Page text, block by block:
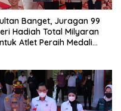
Banget, Juragan 99
Hadiah Total Milyaran
Atlet Peraih Medali